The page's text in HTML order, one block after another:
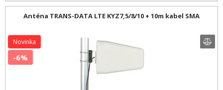
Anténa TRANS-DATA LTE KYZ7,5/8/10 + 10m kabel SMA
Novinka
-6%